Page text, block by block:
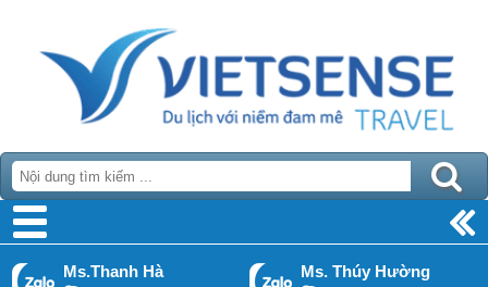
Ms.Thanh Hà Ms. Thúy Hường